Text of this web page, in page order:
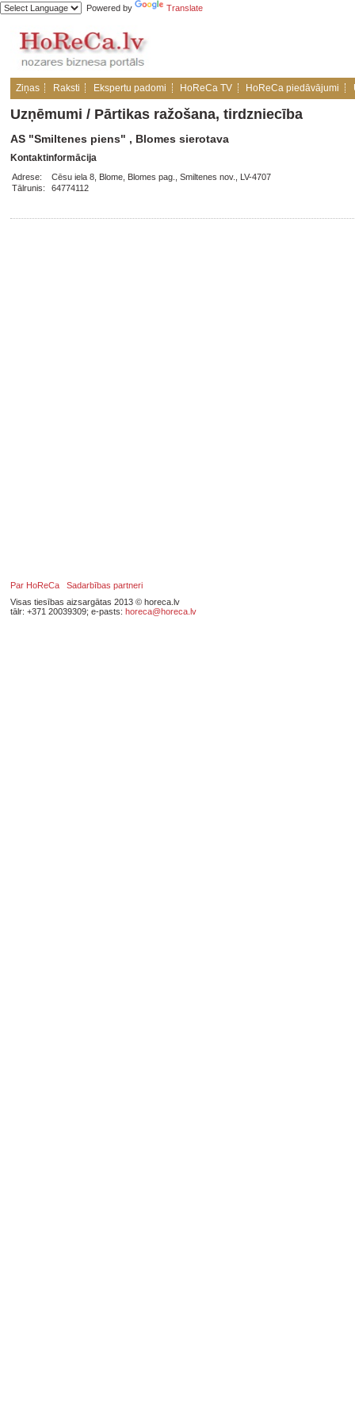
Powered by Translate
Ziņas Raksti Ekspertu padomi HoReCa TV HoReCa piedāvājumi
Uzņēmumi / Pārtikas ražošana, tirdzniecība
AS "Smiltenes piens" , Blomes sierotava
Kontaktinformācija
Adrese:
Cēsu iela 8, Blome, Blomes pag., Smiltenes nov., LV-4707
Tālrunis:
64774112
Par HoReCa
Sadarbības partneri
Visas tiesības aizsargātas 2013 © horeca.lv
tālr: +371 20039309; e-pasts: horeca@horeca.lv